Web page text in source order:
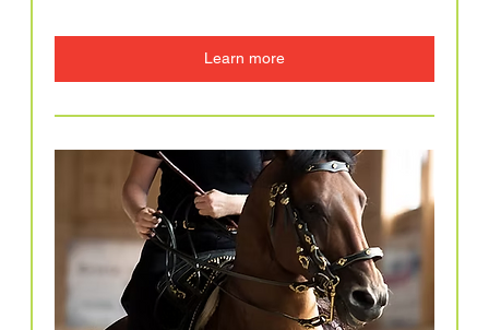
Learn more